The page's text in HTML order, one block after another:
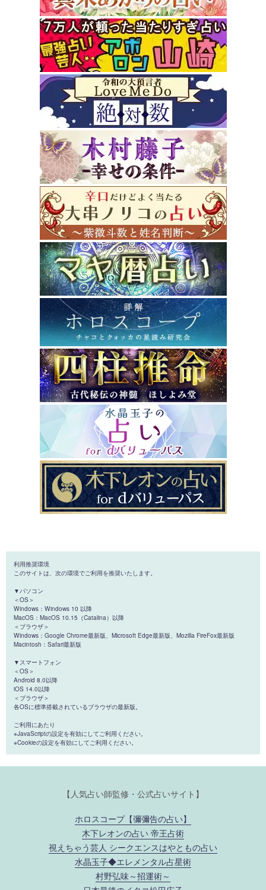
利用推奨環境
このサイトは、次の環境でご利用を推奨いたします。
▼パソコン
＜OS＞
Windows：Windows 10 以降
MacOS：MacOS 10.15（Catalina）以降
＜ブラウザ＞
Windows：Google Chrome最新版、Microsoft Edge最新版、Mozilla FireFox最新版
Macintosh：Safari最新版
▼スマートフォン
＜OS＞
Android 8.0以降
iOS 14.0以降
＜ブラウザ＞
各OSに標準搭載されているブラウザの最新版。
ご利用にあたり
※JavaScriptの設定を有効にしてご利用ください。
※Cookieの設定を有効にしてご利用ください。
【人気占い師監修・公式占いサイト】
ホロスコープ【彌彌告の占い】
木下レオンの占い 帝王占術
視えちゃう芸人 シークエンスはやともの占い
水晶玉子◆エレメンタル占星術
村野弘味～招運術～